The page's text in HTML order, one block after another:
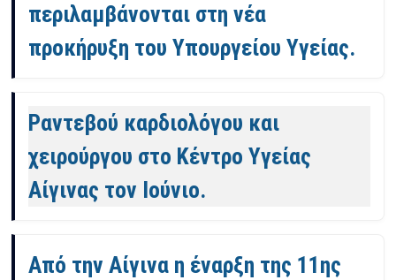
περιλαμβάνονται στη νέα
προκήρυξη του Υπουργείου Υγείας.
Ραντεβού καρδιολόγου και
χειρούργου στο Κέντρο Υγείας
Αίγινας τον Ιούνιο.
Από την Αίγινα η έναρξη της 11ης